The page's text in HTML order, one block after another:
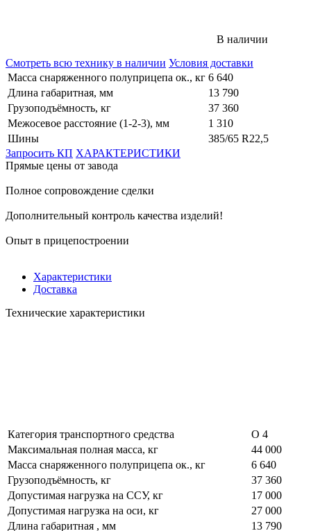
В наличии
Смотреть всю технику в наличии Условия доставки
Масса снаряженного полуприцепа ок., кг 6 640
Длина габаритная, мм
13 790
Грузоподъёмность, кг
37 360
Межосевое расстояние (1-2-3), мм
1 310
Шины
385/65 R22,5
Запросить КП ХАРАКТЕРИСТИКИ
Прямые цены от завода
Полное сопровождение сделки
Дополнительный контроль качества изделий!
Опыт в прицепостроении
Характеристики
Доставка
Технические характеристики
Категория транспортного средства
О 4
Максимальная полная масса, кг
44 000
Масса снаряженного полуприцепа ок., кг
6 640
Грузоподъёмность, кг
37 360
Допустимая нагрузка на ССУ, кг
17 000
Допустимая нагрузка на оси, кг
27 000
Длина габаритная , мм
13 790